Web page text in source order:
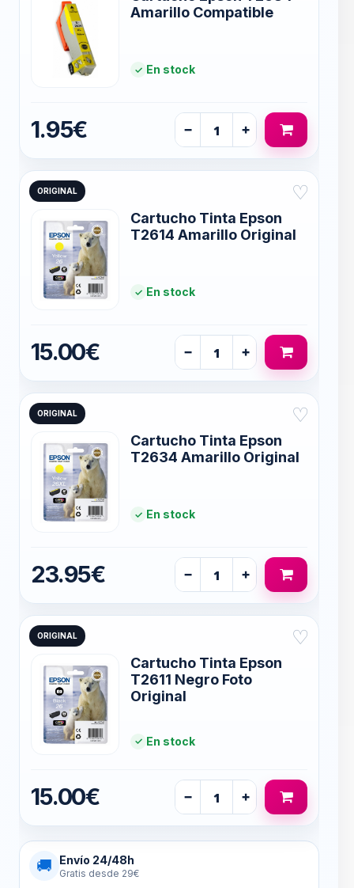
Amarillo Compatible
En stock
1.95€ − +
ORIGINAL ♡
Cartucho Tinta Epson
T2614 Amarillo Original
En stock
15.00€ − +
ORIGINAL ♡
Cartucho Tinta Epson
T2634 Amarillo Original
En stock
23.95€ − +
ORIGINAL ♡
Cartucho Tinta Epson
T2611 Negro Foto
Original
En stock
15.00€ − +
🚚 Envío 24/48h
Gratis desde 29€